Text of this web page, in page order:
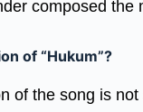
composed the
of “Hukum”?
of the song is